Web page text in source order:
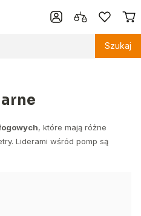
Szukaj
, które mają różne
Liderami wśród pomp są